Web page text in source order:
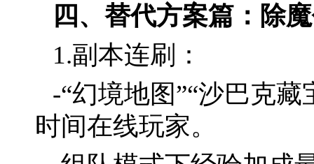
四、替代方案篇：除
1.副本连刷：
-“幻境地图”“沙巴克
时间在线玩家。